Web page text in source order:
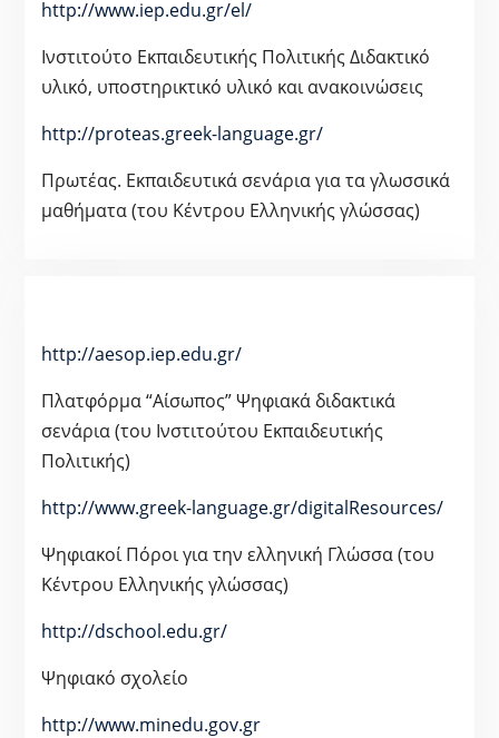
http://www.iep.edu.gr/el/
Ινστιτούτο Εκπαιδευτικής Πολιτικής Διδακτικό
υλικό, υποστηρικτικό υλικό και ανακοινώσεις
http://proteas.greek-language.gr/
Πρωτέας. Εκπαιδευτικά σενάρια για τα γλωσσικά
μαθήματα (του Κέντρου Ελληνικής γλώσσας)
http://aesop.iep.edu.gr/
Πλατφόρμα “Αίσωπος” Ψηφιακά διδακτικά
σενάρια (του Ινστιτούτου Εκπαιδευτικής
Πολιτικής)
http://www.greek-language.gr/digitalResources/
Ψηφιακοί Πόροι για την ελληνική Γλώσσα (του
Κέντρου Ελληνικής γλώσσας)
http://dschool.edu.gr/
Ψηφιακό σχολείο
http://www.minedu.gov.gr